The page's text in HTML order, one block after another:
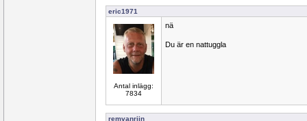
eric1971
Antal inlägg:
7834
nä
Du är en nattuggla
remvanrijn